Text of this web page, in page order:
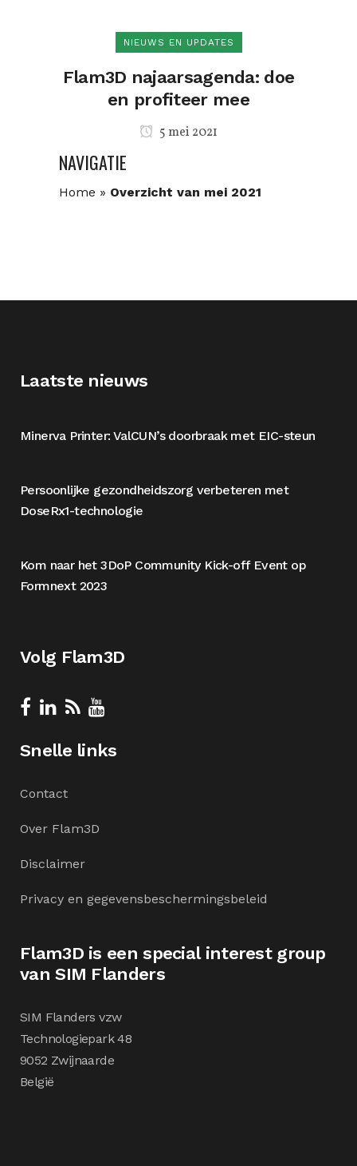
NIEUWS EN UPDATES
Flam3D najaarsagenda: doe
en profiteer mee
5 mei 2021
NAVIGATIE
Home » Overzicht van mei 2021
Laatste nieuws
Minerva Printer: ValCUN’s doorbraak met EIC-steun
Persoonlijke gezondheidszorg verbeteren met
DoseRx1-technologie
Kom naar het 3DoP Community Kick-off Event op
Formnext 2023
Volg Flam3D
Snelle links
Contact
Over Flam3D
Disclaimer
Privacy en gegevensbeschermingsbeleid
Flam3D is een special interest group
van SIM Flanders
SIM Flanders vzw
Technologiepark 48
9052 Zwijnaarde
België